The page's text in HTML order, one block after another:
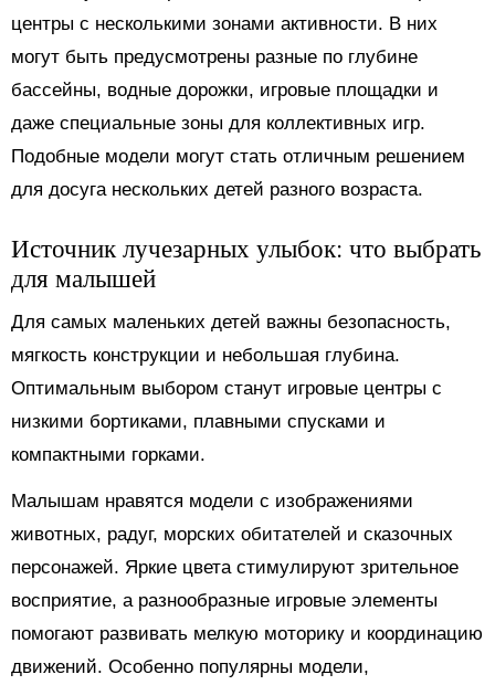
центры с несколькими зонами активности. В них
могут быть предусмотрены разные по глубине
бассейны, водные дорожки, игровые площадки и
даже специальные зоны для коллективных игр.
Подобные модели могут стать отличным решением
для досуга нескольких детей разного возраста.
Источник лучезарных улыбок: что выбрать
для малышей
Для самых маленьких детей важны безопасность,
мягкость конструкции и небольшая глубина.
Оптимальным выбором станут игровые центры с
низкими бортиками, плавными спусками и
компактными горками.
Малышам нравятся модели с изображениями
животных, радуг, морских обитателей и сказочных
персонажей. Яркие цвета стимулируют зрительное
восприятие, а разнообразные игровые элементы
помогают развивать мелкую моторику и координацию
движений. Особенно популярны модели,